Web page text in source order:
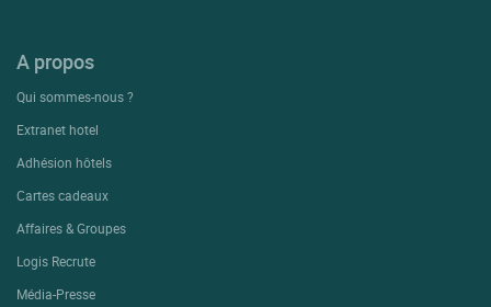
A propos
Qui sommes-nous ?
Extranet hotel
Adhésion hôtels
Cartes cadeaux
Affaires & Groupes
Logis Recrute
Média-Presse